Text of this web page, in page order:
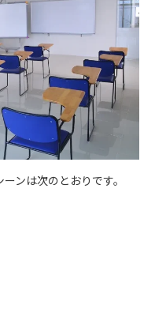
ンは次のとおりです。